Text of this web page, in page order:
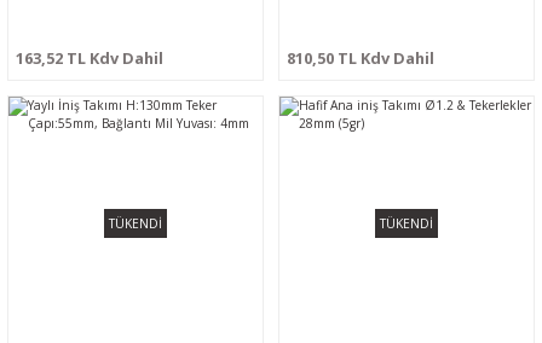
163,52 TL Kdv Dahil 810,50 TL Kdv Dahil
TÜKENDİ TÜKENDİ